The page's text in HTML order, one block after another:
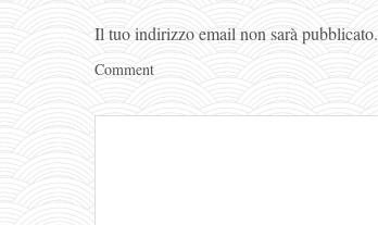
Il tuo indirizzo email non sarà pubblicato.
Comment